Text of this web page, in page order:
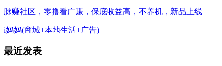
脉赚社区，零撸看广赚，保底收益高，不养机，新品上线
i妈妈(商城+本地生活+广告)
最近发表